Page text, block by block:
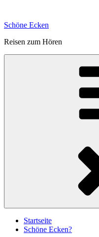
springen
Schöne Ecken
Reisen zum Hören
Startseite
Schöne Ecken?